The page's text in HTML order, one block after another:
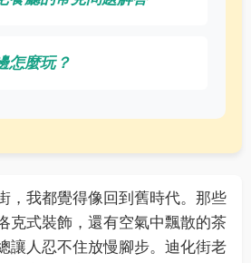
怎麼玩？
，我都覺得像回到舊時代。那些
克式裝飾，還有空氣中飄散的茶
讓人忍不住放慢腳步。迪化街老